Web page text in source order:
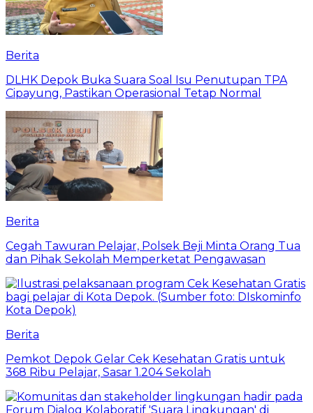
Berita
DLHK Depok Buka Suara Soal Isu Penutupan TPA
Cipayung, Pastikan Operasional Tetap Normal
Berita
Cegah Tawuran Pelajar, Polsek Beji Minta Orang Tua
dan Pihak Sekolah Memperketat Pengawasan
Berita
Pemkot Depok Gelar Cek Kesehatan Gratis untuk
368 Ribu Pelajar, Sasar 1.204 Sekolah